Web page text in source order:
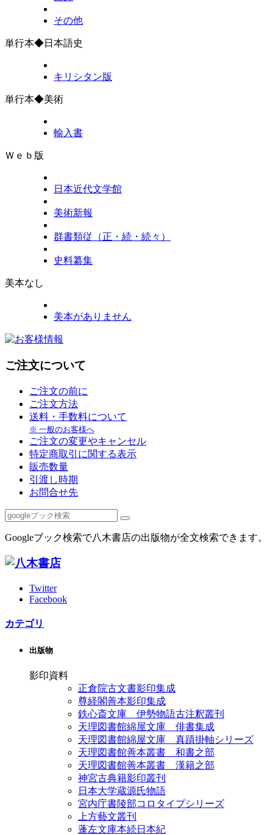
その他
単行本◆日本語史
キリシタン版
単行本◆美術
輸入書
Ｗｅｂ版
日本近代文学館
美術新報
群書類従（正・続・続々）
史料纂集
美本なし
美本がありません
ご注文について
ご注文の前に
ご注文方法
送料・手数料について
※ 一般のお客様へ
ご注文の変更やキャンセル
特定商取引に関する表示
販売数量
引渡し時期
お問合せ先
Googleブック検索で八木書店の出版物が全文検索できます。
Twitter
Facebook
カテゴリ
出版物
影印資料
正倉院古文書影印集成
尊経閣善本影印集成
鉄心斎文庫 伊勢物語古注釈叢刊
天理図書館綿屋文庫 俳書集成
天理図書館綿屋文庫 真蹟掛軸シリーズ
天理図書館善本叢書 和書之部
天理図書館善本叢書 漢籍之部
神宮古典籍影印叢刊
日本大学蔵源氏物語
宮内庁書陵部コロタイプシリーズ
上方藝文叢刊
蓬左文庫本続日本紀